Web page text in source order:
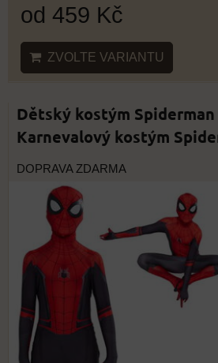
od 459 Kč
ZVOLTE VARIANTU
Dětský kostým Spiderman
Karnevalový kostým
DOPRAVA ZDARMA